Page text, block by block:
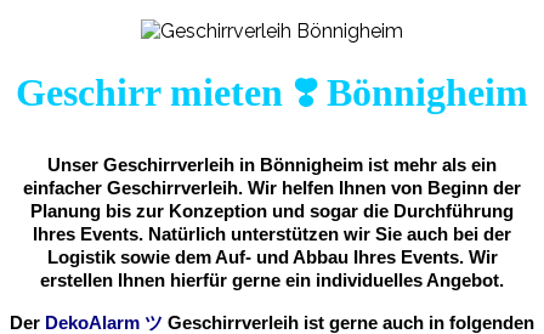
Geschirr mieten ❣️ Bönnigheim
Unser Geschirrverleih in Bönnigheim ist mehr als ein
einfacher Geschirrverleih. Wir helfen Ihnen von Beginn der
Planung bis zur Konzeption und sogar die Durchführung
Ihres Events. Natürlich unterstützen wir Sie auch bei der
Logistik sowie dem Auf- und Abbau Ihres Events. Wir
erstellen Ihnen hierfür gerne ein individuelles Angebot.
Der DekoAlarm ツ Geschirrverleih ist gerne auch in folgenden